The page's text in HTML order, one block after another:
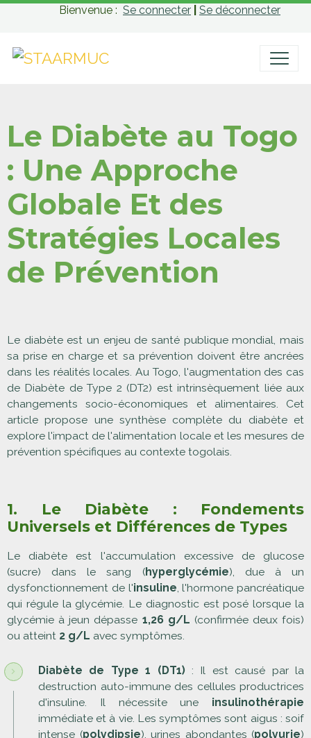
Bienvenue : Se connecter Se déconnecter
Le Diabète au Togo
: Une Approche
Globale Et des
Stratégies Locales
de Prévention
Le diabète est un enjeu de santé publique mondial, mais
sa prise en charge et sa prévention doivent être ancrées
dans les réalités locales. Au Togo, l'augmentation des cas
de Diabète de Type 2 (DT2) est intrinsèquement liée aux
changements socio-économiques et alimentaires. Cet
article propose une synthèse complète du diabète et
explore l'impact de l'alimentation locale et les mesures de
prévention spécifiques au contexte togolais.
1. Le Diabète : Fondements
Universels et Différences de Types
Le diabète est l'accumulation excessive de glucose
(sucre) dans le sang (hyperglycémie), due à un
dysfonctionnement de l'insuline, l'hormone pancréatique
qui régule la glycémie. Le diagnostic est posé lorsque la
glycémie à jeun dépasse 1,26 g/L (confirmée deux fois)
ou atteint 2 g/L avec symptômes.
Diabète de Type 1 (DT1): Il est causé par la
destruction auto-immune des cellules productrices
d'insuline. Il nécessite une insulinothérapie
immédiate et à vie. Les symptômes sont aigus : soif
intense (polydipsie), urines abondantes (polyurie)